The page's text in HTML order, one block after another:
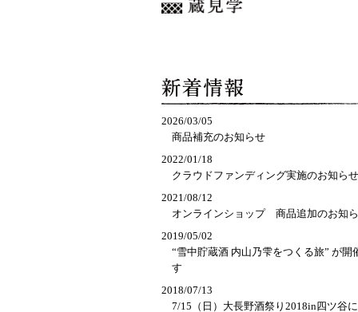
2026/03/05
商品補充のお知らせ
2022/01/18
クラウドファンディング実施のお知ら
2021/08/12
オンラインショップ　商品追加のお知
2019/05/02
“雪中貯蔵酒 内山乃雫をつくる旅” が開
す
2018/07/13
7/15（日）大長野酒祭り2018in四ツ谷